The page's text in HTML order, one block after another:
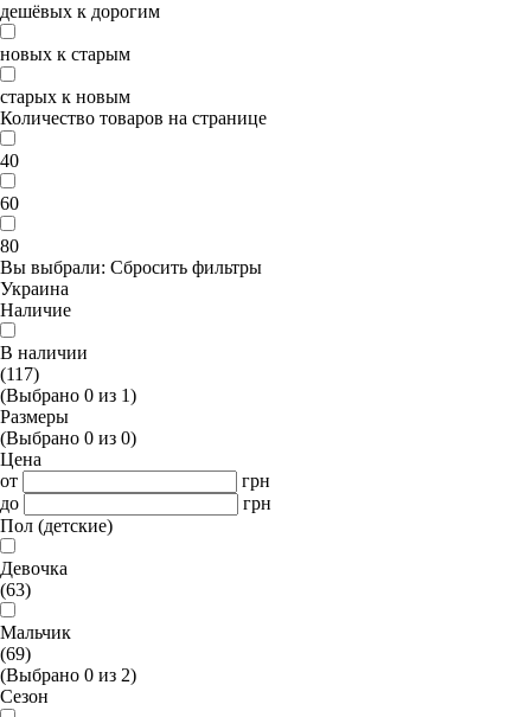
дешёвых к дорогим
новых к старым
старых к новым
Количество товаров на странице
40
60
80
Вы выбрали: Сбросить фильтры
Украина
Наличие
В наличии
(117)
(Выбрано 0 из 1)
Размеры
(Выбрано 0 из 0)
Цена
от
грн
до
грн
Пол (детские)
Девочка
(63)
Мальчик
(69)
(Выбрано 0 из 2)
Сезон